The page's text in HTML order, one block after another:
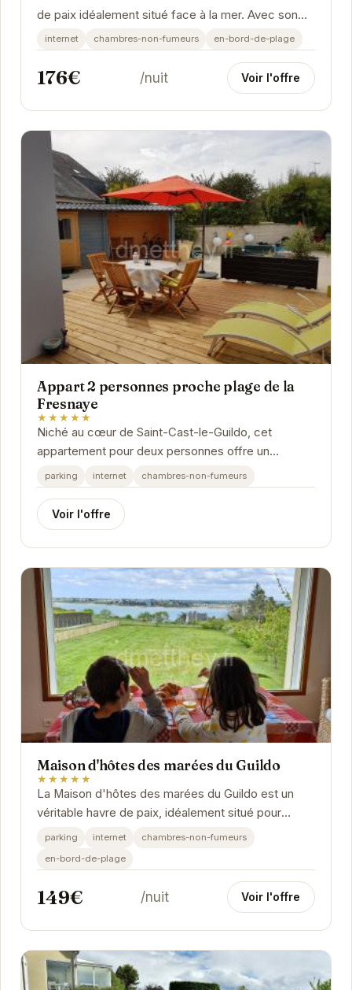
de paix idéalement situé face à la mer. Avec son
ambiance cosy et ses prestations de qualité, il...
internet chambres-non-fumeurs en-bord-de-plage
176€ /nuit Voir l'offre
Appart 2 personnes proche plage de la
Fresnaye
★★★★★
Niché au cœur de Saint-Cast-le-Guildo, cet
appartement pour deux personnes offre un
emplacement privilégié à proximité de la plage de
la...
parking internet chambres-non-fumeurs
Voir l'offre
Maison d'hôtes des marées du Guildo
★★★★★
La Maison d'hôtes des marées du Guildo est un
véritable havre de paix, idéalement situé pour
profiter des plaisirs de la mer. Ses chambres...
parking internet
chambres-non-fumeurs
en-bord-de-plage
149€ /nuit Voir l'offre